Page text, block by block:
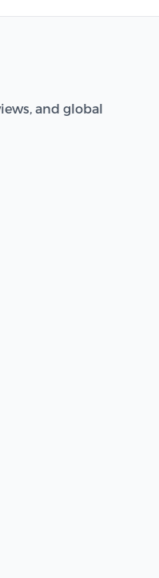
and global